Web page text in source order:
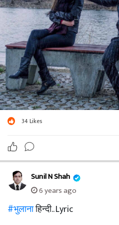
इश्क तो अनमोल है, इश्क तो वफाई की
परछाई है इश्क तो दो दिलों के बीच में
दी गई त्याग,कर्तव्यनिष्ठा आत्मसमर्पण
की इक निशानि हैं..२
इश्क अगर सच्चा हो तो इंसाफ
खुद खुदा देता है..२
जिंदगी यादों के बीच हम बस वही
सपनों को अपना बना कर बैठे हैं
हम हर पल खुश हैं वही
ख्वाब सजा के बैठे हैं..२
34Likes
Sunil N Shah
6 years ago
#भुलानाहिन्दी.. Lyric